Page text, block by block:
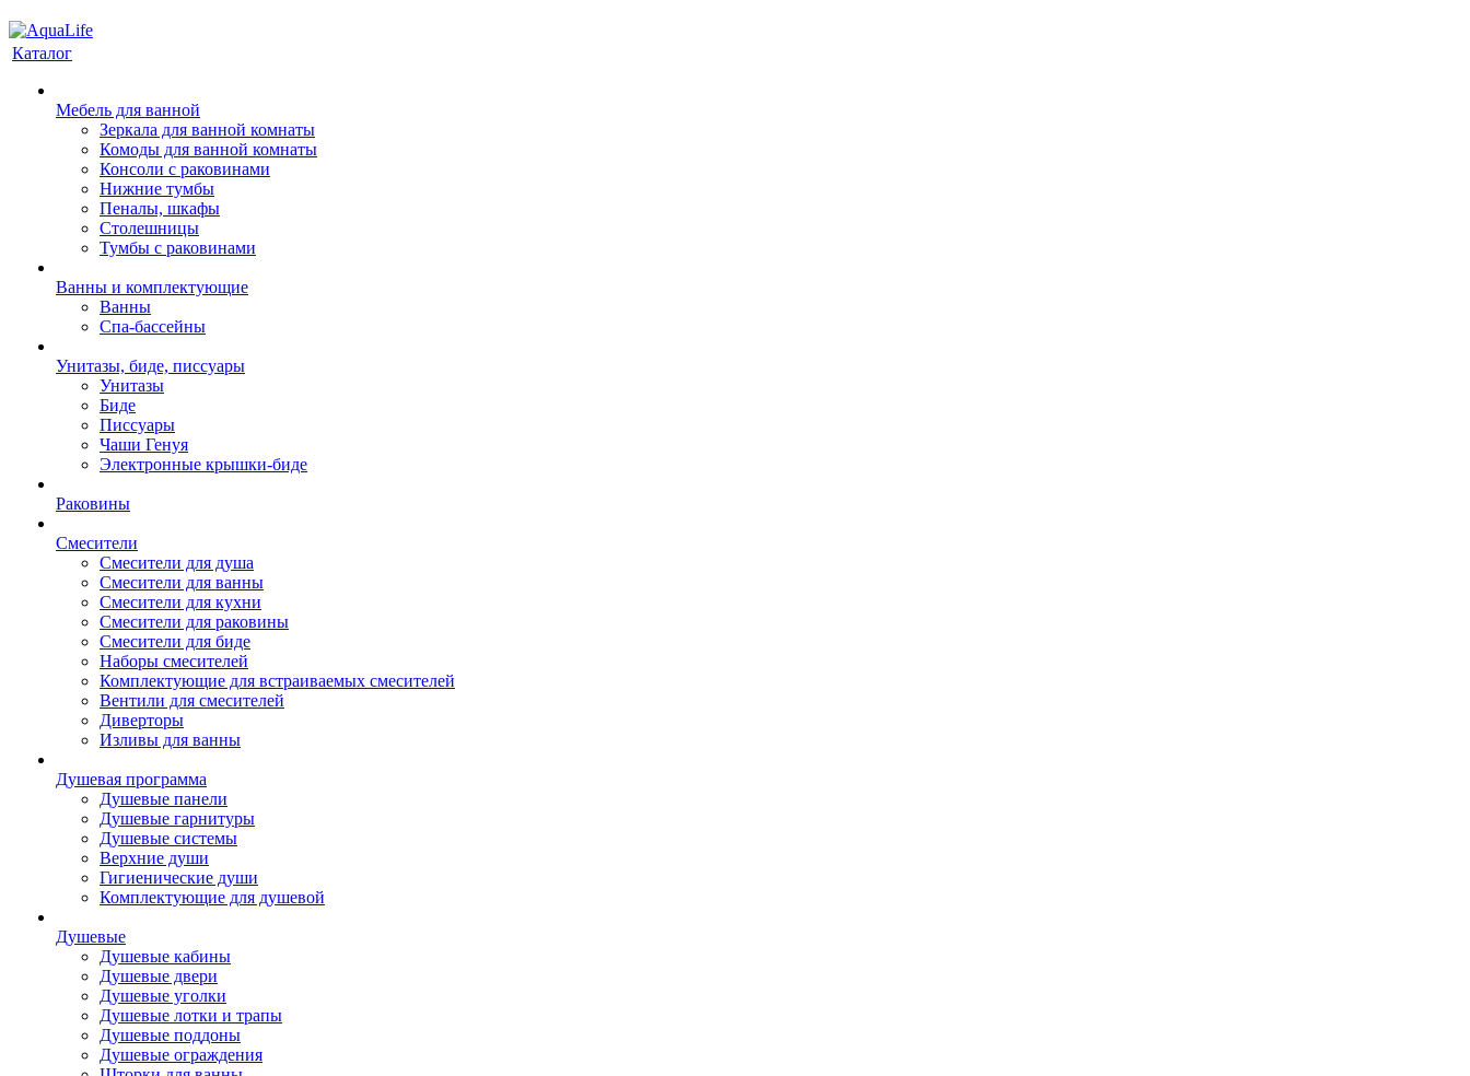
Каталог
Мебель для ванной
Зеркала для ванной комнаты
Комоды для ванной комнаты
Консоли с раковинами
Нижние тумбы
Пеналы, шкафы
Столешницы
Тумбы с раковинами
Ванны и комплектующие
Ванны
Спа-бассейны
Унитазы, биде, писсуары
Унитазы
Биде
Писсуары
Чаши Генуя
Электронные крышки-биде
Раковины
Смесители
Смесители для душа
Смесители для ванны
Смесители для кухни
Смесители для раковины
Смесители для биде
Наборы смесителей
Комплектующие для встраиваемых смесителей
Вентили для смесителей
Диверторы
Изливы для ванны
Душевая программа
Душевые панели
Душевые гарнитуры
Душевые системы
Верхние души
Гигиенические души
Комплектующие для душевой
Душевые
Душевые кабины
Душевые двери
Душевые уголки
Душевые лотки и трапы
Душевые поддоны
Душевые ограждения